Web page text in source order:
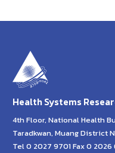
Health Systems
4th Floor, National Health
Taradkwan, Muang District
Tel 0 2027 9701 Fax 0 2026